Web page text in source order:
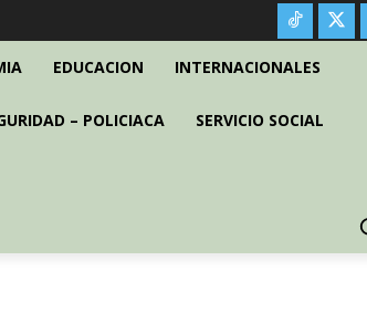
EDUCACION INTERNACIONALES
– POLICIACA SERVICIO SOCIAL